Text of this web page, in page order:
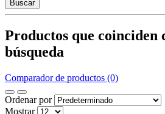
Buscar
Productos que coinciden
búsqueda
Comparador de productos (0)
Ordenar por
Mostrar